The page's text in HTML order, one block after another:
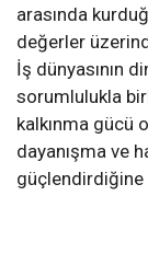
arasında
değerler
İş dünyasının
sorumlulukla
kalkınma gücü
dayanışma ve
güçlendirdiğine